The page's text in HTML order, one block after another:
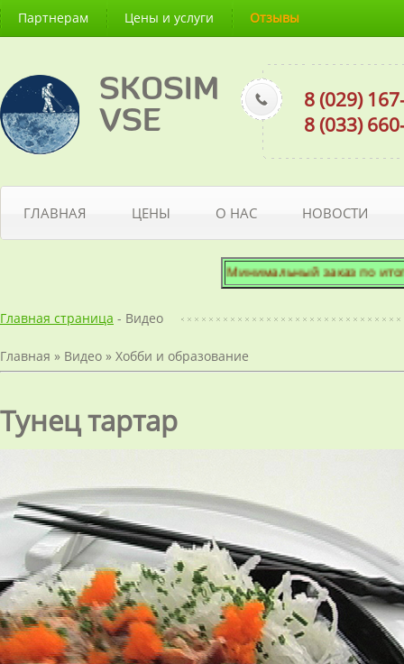
Партнерам Цены и услуги Отзывы
SKOSIM
VSE
8 (029)
8 (033)
ГЛАВНАЯ ЦЕНЫ О НАС НОВОСТИ
Минимальный заказ по
Главная страница - Видео
Главная » Видео » Хобби и образование
Тунец тартар